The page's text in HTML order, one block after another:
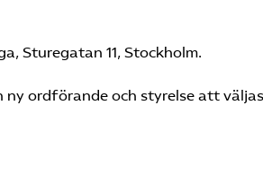
Sturegatan 11, Stockholm.
ny ordförande och styrelse att